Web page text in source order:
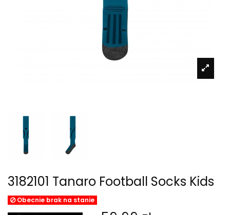
3182101 Tanaro Football Socks Kids
Obecnie brak na stanie